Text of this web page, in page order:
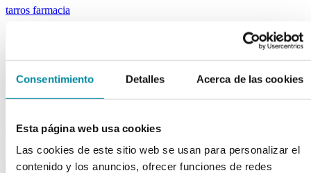
Consentimiento Detalles Acerca de las cookies
Esta página web usa cookies
Las cookies de este sitio web se usan para personalizar el
contenido y los anuncios, ofrecer funciones de redes
tarros farmacia
descargar el catálogo de Material Laboratorio
Material de laboratorio